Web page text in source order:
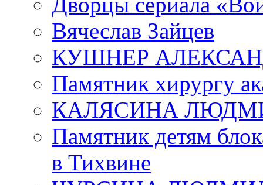
Вячеслав Зайцев
КУШНЕР
Памятник хирургу
КАЛЯСИНА
Памятник детям
в Тихвине